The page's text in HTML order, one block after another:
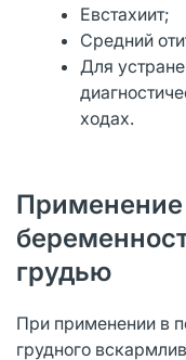
Евстахиит;
Средний
Для
ходах.
Применение
грудью
При применении в
грудного